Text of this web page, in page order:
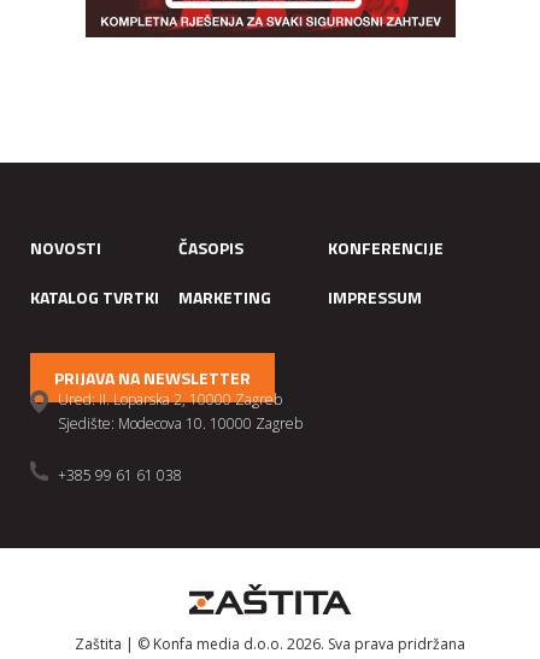
NOVOSTI ČASOPIS
KONFERENCIJE
KATALOG TVRTKI
MARKETING IMPRESSUM
PRIJAVA NA NEWSLETTER
Ured: II. Loparska 2, 10000 Zagreb
Sjedište: Modecova 10. 10000 Zagreb
+385 99 61 61 038
Zaštita | © Konfa media d.o.o. 2026. Sva prava pridržana